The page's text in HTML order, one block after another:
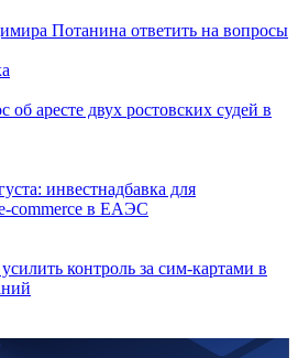
Потанина ответить на вопросы
аресте двух ростовских судей в
инвестнадбавка для
commerce в ЕАЭС
контроль за сим-картами в